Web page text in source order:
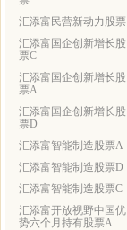
汇添富民营新动力股票
汇添富国企创新增长股
票C
汇添富国企创新增长股
票A
汇添富国企创新增长股
票D
汇添富智能制造股票A
汇添富智能制造股票D
汇添富智能制造股票C
汇添富开放视野中国优
势六个月持有股票A